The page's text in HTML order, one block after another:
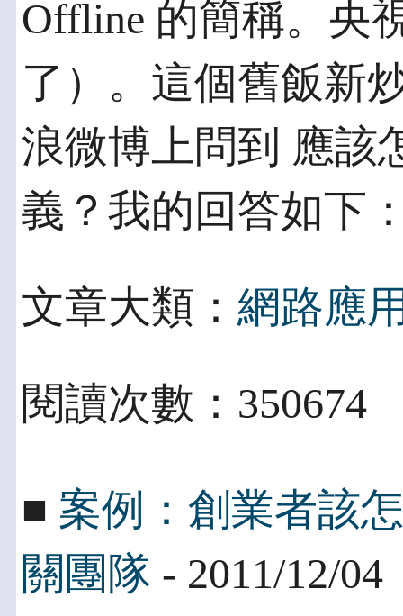
Offline 的簡稱。央
了）。這個舊飯新
浪微博上問到 應該
義？我的回答如下
文章大類： 網路應
閱讀次數：
■ 案例：創業者該
關團隊 - 2011/12/04